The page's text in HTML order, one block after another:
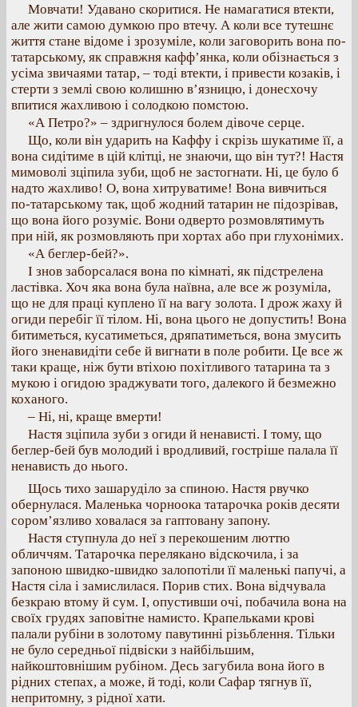
Мовчати! Удавано скоритися. Не намагатися втекти,
але жити самою думкою про втечу. А коли все тутешнє
життя стане відоме і зрозуміле, коли заговорить вона по-
татарському, як справжня кафф’янка, коли обізнається з
усіма звичаями татар, – тоді втекти, і привести козаків, і
стерти з землі свою колишню в’язницю, і донесхочу
впитися жахливою і солодкою помстою.
«А Петро?» – здригнулося болем дівоче серце.
Що, коли він ударить на Каффу і скрізь шукатиме її, а
вона сидітиме в цій клітці, не знаючи, що він тут?! Настя
мимоволі зціпила зуби, щоб не застогнати. Ні, це було б
надто жахливо! О, вона хитруватиме! Вона вивчиться
по-татарському так, щоб жодний татарин не підозрівав,
що вона його розуміє. Вони одверто розмовлятимуть
при ній, як розмовляють при хортах або при глухонімих.
«А беглер-бей?».
І знов заборсалася вона по кімнаті, як підстрелена
ластівка. Хоч яка вона була наївна, але все ж розуміла,
що не для праці куплено її на вагу золота. І дрож жаху й
огиди перебіг її тілом. Ні, вона цього не допустить! Вона
битиметься, кусатиметься, дряпатиметься, вона змусить
його зненавидіти себе й вигнати в поле робити. Це все ж
таки краще, ніж бути втіхою похітливого татарина та з
мукою і огидою зраджувати того, далекого й безмежно
коханого.
– Ні, ні, краще вмерти!
Настя зціпила зуби з огиди й ненависті. І тому, що
беглер-бей був молодий і вродливий, гостріше палала її
ненависть до нього.
Щось тихо зашаруділо за спиною. Настя рвучко
обернулася. Маленька чорноока татарочка років десяти
сором’язливо ховалася за гаптовану запону.
Настя ступнула до неї з перекошеним люттю
обличчям. Татарочка перелякано відскочила, і за
запоною швидко-швидко залопотіли її маленькі папучі, а
Настя сіла і замислилася. Порив стих. Вона відчувала
безкраю втому й сум. І, опустивши очі, побачила вона на
своїх грудях заповітне намисто. Крапельками крові
палали рубіни в золотому павутинні різьблення. Тільки
не було середньої підвіски з найбільшим,
найкоштовнішим рубіном. Десь загубила вона його в
рідних степах, а може, й тоді, коли Сафар тягнув її,
непритомну, з рідної хати.